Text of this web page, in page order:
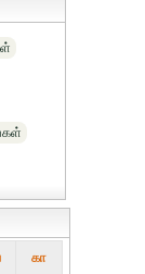
கா